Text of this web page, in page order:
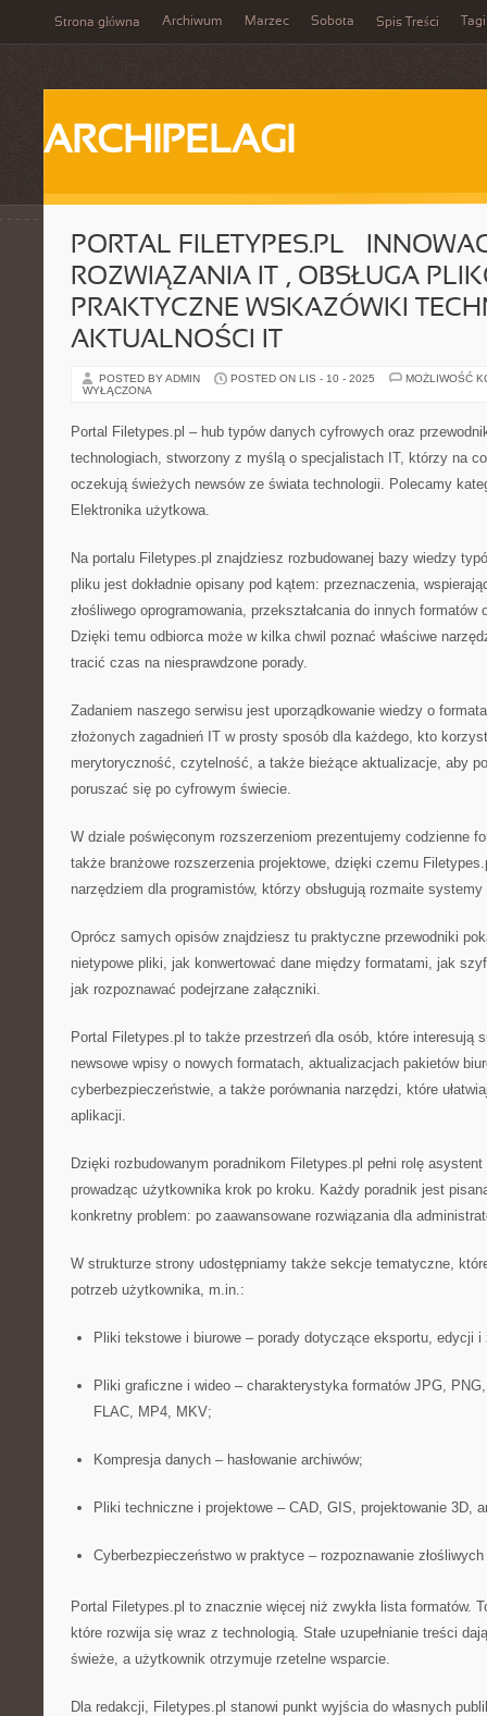
Strona główna Archiwum Marzec Sobota Spis Treści Tagi
ARCHIPELAGI
PORTAL FILETYPES.PL –
ROZWIĄZANIA IT , OBSŁUGA
PRAKTYCZNE WSKAZÓWKI
AKTUALNOŚCI IT
POSTED BY ADMIN POSTED ON LIS - 10 - 2025
MOŻLIWOŚĆ
WYŁĄCZONA
Portal Filetypes.pl – hub typów danych cyfrowych oraz
technologiach, stworzony z myślą o specjalistach IT, którzy na
oczekują świeżych newsów ze świata technologii. Polecamy
Elektronika użytkowa.
Na portalu Filetypes.pl znajdziesz rozbudowanej bazy wiedzy
pliku jest dokładnie opisany pod kątem: przeznaczenia,
złośliwego oprogramowania, przekształcania do innych formatów
Dzięki temu odbiorca może w kilka chwil poznać właściwe
tracić czas na niesprawdzone porady.
Zadaniem naszego serwisu jest uporządkowanie wiedzy o
złożonych zagadnień IT w prosty sposób dla każdego, kto
merytoryczność, czytelność, a także bieżące aktualizacje, aby
poruszać się po cyfrowym świecie.
W dziale poświęconym rozszerzeniom prezentujemy codzienne
także branżowe rozszerzenia projektowe, dzięki czemu
narzędziem dla programistów, którzy obsługują rozmaite systemy
Oprócz samych opisów znajdziesz tu praktyczne przewodniki
nietypowe pliki, jak konwertować dane między formatami, jak
jak rozpoznawać podejrzane załączniki.
Portal Filetypes.pl to także przestrzeń dla osób, które interesują
newsowe wpisy o nowych formatach, aktualizacjach pakietów
cyberbezpieczeństwie, a także porównania narzędzi, które
aplikacji.
Dzięki rozbudowanym poradnikom Filetypes.pl pełni rolę
prowadząc użytkownika krok po kroku. Każdy poradnik jest
konkretny problem: po zaawansowane rozwiązania dla
W strukturze strony udostępniamy także sekcje tematyczne,
potrzeb użytkownika, m.in.:
Pliki tekstowe i biurowe – porady dotyczące eksportu, edycji i
Pliki graficzne i wideo – charakterystyka formatów JPG,
FLAC, MP4, MKV;
Kompresja danych – hasłowanie archiwów;
Pliki techniczne i projektowe – CAD, GIS, projektowanie 3D,
Cyberbezpieczeństwo w praktyce – rozpoznawanie złośliwych
Portal Filetypes.pl to znacznie więcej niż zwykła lista formatów.
które rozwija się wraz z technologią. Stałe uzupełnianie treści
świeże, a użytkownik otrzymuje rzetelne wsparcie.
Dla redakcji, Filetypes.pl stanowi punkt wyjścia do własnych